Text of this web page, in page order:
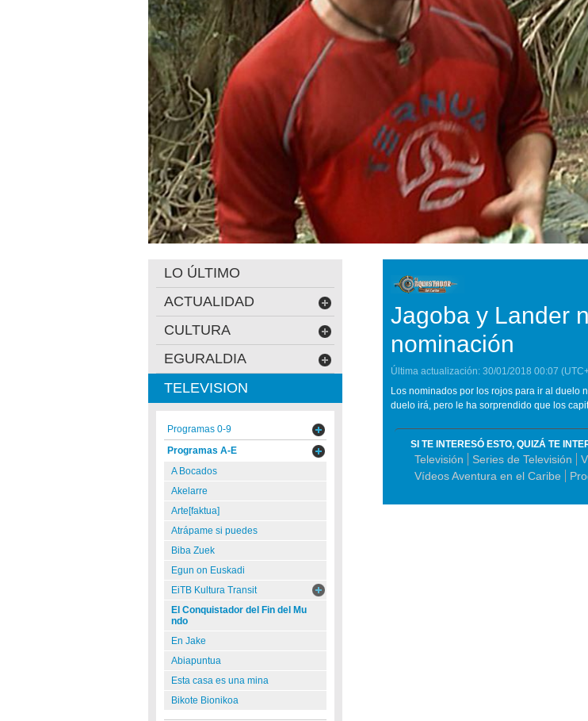
Jagoba y Lander
nominación
Última actualización: 30/01/2018 00:07
Los nominados por los rojos para ir al duelo
duelo irá, pero le ha sorprendido que los
SI TE INTERESÓ ESTO, QUIZÁ TE
Televisión Series de Televisión
Vídeos Aventura en el Caribe
LO ÚLTIMO
ACTUALIDAD
CULTURA
EGURALDIA
TELEVISION
Programas 0-9
Programas A-E
A Bocados
Akelarre
Arte[faktua]
Atrápame si puedes
Biba Zuek
Egun on Euskadi
EiTB Kultura Transit
El Conquistador del Fin del Mu
ndo
En Jake
Abiapuntua
Esta casa es una mina
Bikote Bionikoa